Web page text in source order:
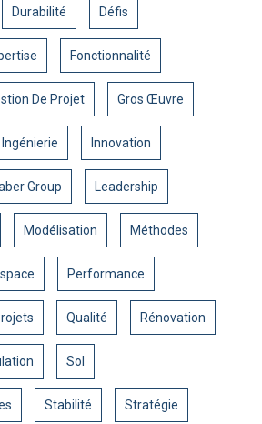
Durabilité Défis
Fonctionnalité
De Projet Gros Œuvre
Ingénierie Innovation
Group Leadership
Modélisation Méthodes
Performance
Qualité Rénovation
Sol
Stabilité Stratégie